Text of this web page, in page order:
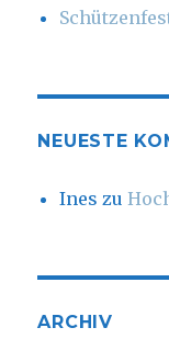
NEUESTE
Ines zu
ARCHIV